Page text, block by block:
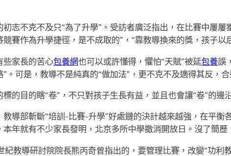
初志不克不及只“為了升學”。受訪者廣泛指出，在比賽中屢
競賽作為升學捷徑，是不成取的”，“靠教導換來的獎，孩子以
些家長的苦心包養網也可以或許懂得，懼怕“天賦”被延包養誤
”。可是，教導不是純真的“做加法”，更不克不及適得其反，
標的目的瞎“卷”，不只對孩子生長有益，並且也會讓“卷”的邊
教導部斬斷“培訓-比賽-升學”好處鏈的決計越來越強，在平衡
本年就有不少家長發明，北京多所中學撤消開放日。沒了簡
紀教導研討院院長熊丙奇曾指出的，要管理比賽，改變“功